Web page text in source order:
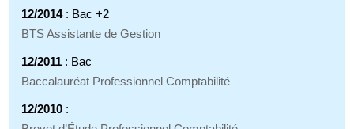
12/2014: Bac +2
BTS Assistante de Gestion
12/2011 : Bac
Baccalauréat Professionnel Comptabilité
12/2010 :